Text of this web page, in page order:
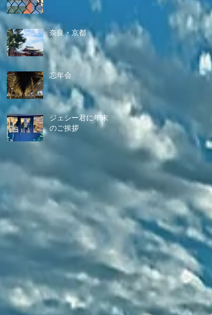
奈良・京都
忘年会
ジェシー君に年末
のご挨拶